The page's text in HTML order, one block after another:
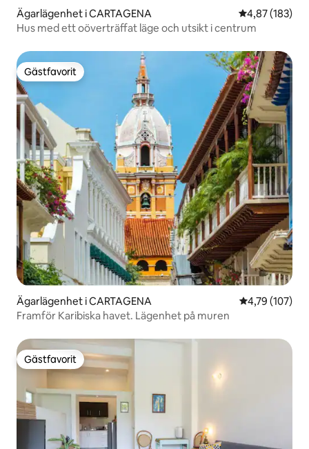
Ägarlägenhet i CARTAGENA 4,87 av 5 i
4,87 (183)
Hus med ett oöverträffat läge och utsikt i centrum
Gästfavorit
Gästfavorit
Ägarlägenhet i CARTAGENA 4,79 av 5 i
4,79 (107)
Framför Karibiska havet. Lägenhet på muren
Gästfavorit
Gästfavorit